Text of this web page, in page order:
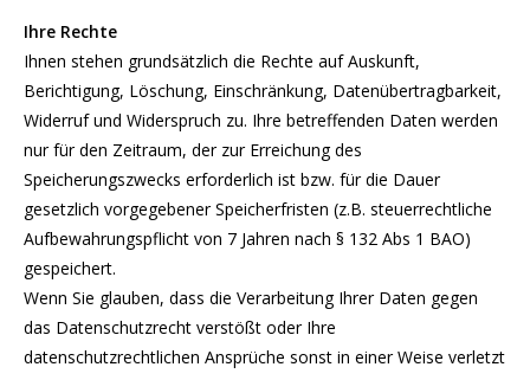
Ihre Rechte
Ihnen stehen grundsätzlich die Rechte auf Auskunft,
Berichtigung, Löschung, Einschränkung, Datenübertragbarkeit,
Widerruf und Widerspruch zu. Ihre betreffenden Daten werden
nur für den Zeitraum, der zur Erreichung des
Speicherungszwecks erforderlich ist bzw. für die Dauer
gesetzlich vorgegebener Speicherfristen (z.B. steuerrechtliche
Aufbewahrungspflicht von 7 Jahren nach § 132 Abs 1 BAO)
gespeichert.
Wenn Sie glauben, dass die Verarbeitung Ihrer Daten gegen
das Datenschutzrecht verstößt oder Ihre
datenschutzrechtlichen Ansprüche sonst in einer Weise verletzt